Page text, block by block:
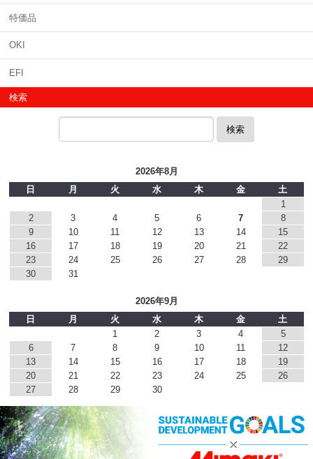
特価品
OKI
EFI
検索
検索
2026年8月
日
月 火 水 木 金
土
1
2
3 4 5 6 7
8
9
10 11 12 13 14
15
16
17 18 19 20 21
22
23
24 25 26 27 28
29
30
31
2026年9月
日
月 火 水 木 金
土
1
2 3 4
5
6
7 8 9 10 11
12
13
14 15 16 17 18
19
20
21 22 23 24 25
26
27
28 29 30